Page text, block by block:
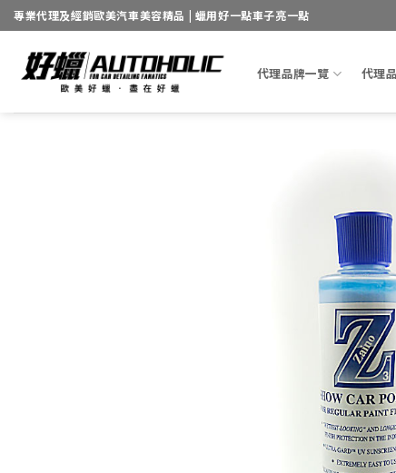
Skip
to
content
專業代理及經銷歐美汽車美容精品 | 蠟用好一點車子亮一點
代理品牌一覽 代理